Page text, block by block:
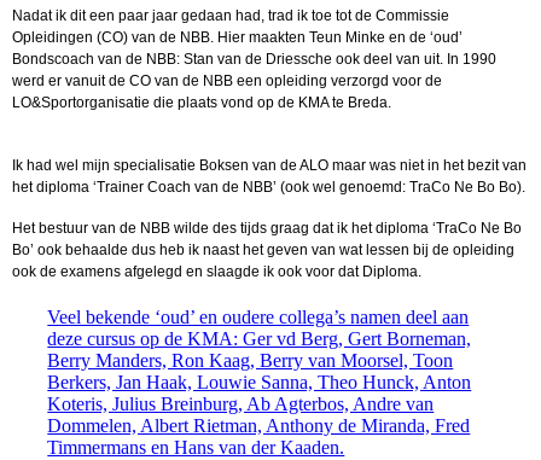
Nadat ik dit een paar jaar gedaan had, trad ik toe tot de Commissie
Opleidingen (CO) van de NBB. Hier maakten Teun Minke en de ‘oud’
Bondscoach van de NBB: Stan van de Driessche ook deel van uit. In 1990
werd er vanuit de CO van de NBB een opleiding verzorgd voor de
LO&Sportorganisatie die plaats vond op de KMA te Breda.
Ik had wel mijn specialisatie Boksen van de ALO maar was niet in het bezit van
het diploma ‘Trainer Coach van de NBB’ (ook wel genoemd: TraCo Ne Bo Bo).
Het bestuur van de NBB wilde des tijds graag dat ik het diploma ‘TraCo Ne Bo
Bo’ ook behaalde dus heb ik naast het geven van wat lessen bij de opleiding
ook de examens afgelegd en slaagde ik ook voor dat Diploma.
Veel bekende ‘oud’ en oudere collega’s namen deel aan
deze cursus op de KMA: Ger vd Berg, Gert Borneman,
Berry Manders, Ron Kaag, Berry van Moorsel, Toon
Berkers, Jan Haak, Louwie Sanna, Theo Hunck, Anton
Koteris, Julius Breinburg, Ab Agterbos, Andre van
Dommelen, Albert Rietman, Anthony de Miranda, Fred
Timmermans en Hans van der Kaaden.